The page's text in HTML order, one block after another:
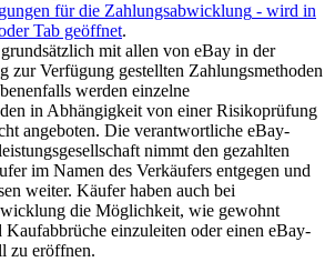
für die Zahlungsabwicklung - wird in
Tab geöffnet.
mit allen von eBay in der
zur Verfügung gestellten Zahlungsmethoden
werden einzelne
in Abhängigkeit von einer Risikoprüfung
angeboten. Die verantwortliche eBay-
nimmt den gezahlten
im Namen des Verkäufers entgegen und
weiter. Käufer haben auch bei
die Möglichkeit, wie gewohnt
Kaufabbrüche einzuleiten oder einen eBay-
zu eröffnen.